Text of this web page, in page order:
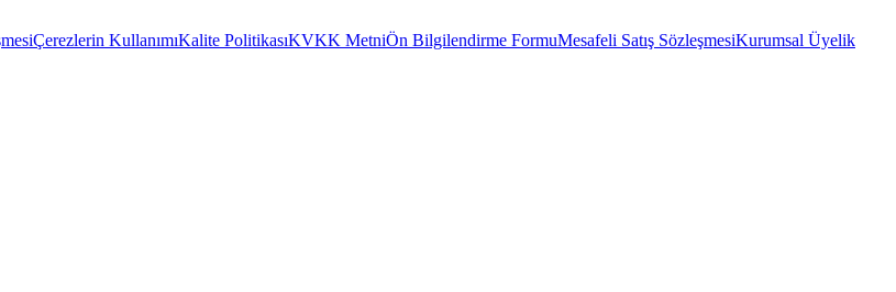
Çerezlerin KullanımıKalite PolitikasıKVKK MetniÖn Bilgilendirme FormuMesafeli Satış SözleşmesiKurumsal Üyelik